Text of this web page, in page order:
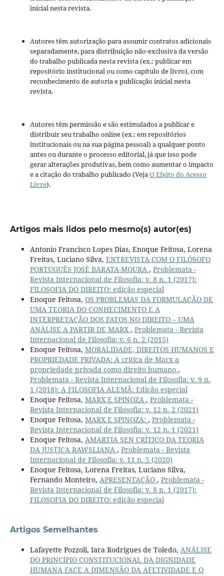
inicial nesta revista.
Autores têm autorização para assumir contratos adicionais
separadamente, para distribuição não-exclusiva da versão
do trabalho publicada nesta revista (ex.: publicar em
repositório institucional ou como capítulo de livro), com
reconhecimento de autoria e publicação inicial nesta
revista.
Autores têm permissão e são estimulados a publicar e
distribuir seu trabalho online (ex.: em repositórios
institucionais ou na sua página pessoal) a qualquer ponto
antes ou durante o processo editorial, já que isso pode
gerar alterações produtivas, bem como aumentar o impacto
e a citação do trabalho publicado (VejaO Efeito do Acesso
Livre).
Artigos mais lidos pelo mesmo(s) autor(es)
Antonio Francisco Lopes Dias, Enoque Feitosa, Lorena
Freitas, Luciano Silva, ENTREVISTA COM O FILÓSOFO
PORTUGUÊS JOSÉ BARATA-MOURA , Problemata -
Revista Internacional de Filosofia: v. 8 n. 1 (2017):
FILOSOFIA DO DIREITO: edição especial
Enoque Feitosa, OS PROBLEMAS DA FORMULAÇÃO DE
UMA TEORIA DO CONHECIMENTO E A
INTERPRETAÇÃO DOS FATOS NO DIREITO – UMA
ANÁLISE A PARTIR DE MARX , Problemata - Revista
Internacional de Filosofia: v. 6 n. 2 (2015)
Enoque Feitosa, MORALIDADE, DIREITOS HUMANOS E
PROPRIEDADE PRIVADA: A crítica de Marx a
propriedade privada como direito humano ,
Problemata - Revista Internacional de Filosofia: v. 9 n.
1 (2018): A FILOSOFIA ALEMÃ: Edição especial
Enoque Feitosa, MARX E SPINOZA , Problemata -
Revista Internacional de Filosofia: v. 12 n. 2 (2021)
Enoque Feitosa, MARX E SPINOZA: , Problemata -
Revista Internacional de Filosofia: v. 12 n. 1 (2021)
Enoque Feitosa, AMARTIA SEN CRÍTICO DA TEORIA
DA JUSTIÇA RAWSLIANA , Problemata - Revista
Internacional de Filosofia: v. 11 n. 5 (2020)
Enoque Feitosa, Lorena Freitas, Luciano Silva,
Fernando Monteiro, APRESENTAÇÃO , Problemata -
Revista Internacional de Filosofia: v. 8 n. 1 (2017):
FILOSOFIA DO DIREITO: edição especial
Artigos Semelhantes
Lafayette Pozzoli, Iara Rodrigues de Toledo, ANÁLISE
DO PRINCÍPIO CONSTITUCIONAL DA DIGNIDADE
HUMANA FACE A DIMENSÃO DA AFETIVIDADE E O